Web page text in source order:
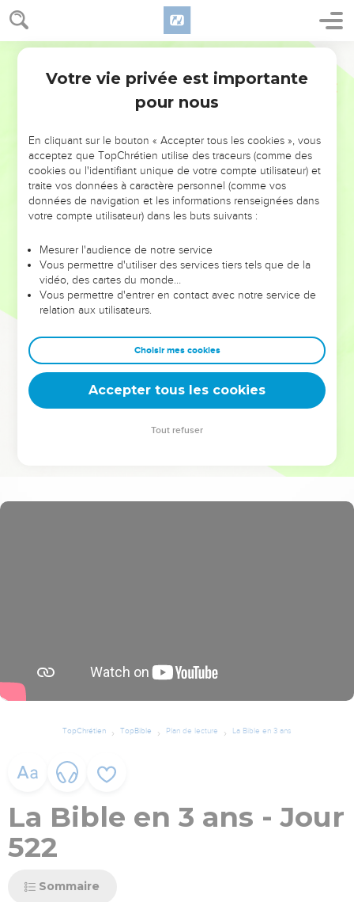
NE MANQUEZ PAS L’ÉVÉNEMENT
DE L’ANNÉE !
ET SI LEURS ERREURS POUVAIENT VOUS ÉVITER LES
VOTRES ?
leur foi ou leur vision. Mais on voit moins les doutes, les erreurs
et les saisons difficiles qu'ils ont traversés, alors même que ce
sont elles qui les ont façonnés.
Dans cette conférence, leaders, entrepreneurs, et responsables
clés pour avancer avec plus de sagesse afin que leurs erreurs
deviennent vos tremplins. Que vous guidiez un ministère, une
équipe, un groupe ou une famille, leur expérience est faite
TopChrétien TopBible Plan de lecture La Bible en 3 ans
La Bible en 3 ans - Jour
522
Sommaire
Votre vie privée est importante
pour nous
En cliquant sur le bouton « Accepter tous les cookies », vous
acceptez que TopChrétien utilise des traceurs (comme des
cookies ou l'identifiant unique de votre compte utilisateur) et
traite vos données à caractère personnel (comme vos
données de navigation et les informations renseignées dans
votre compte utilisateur) dans les buts suivants :
Mesurer l'audience de notre service
Vous permettre d'utiliser des services tiers tels que de la
vidéo, des cartes du monde…
Vous permettre d'entrer en contact avec notre service de
relation aux utilisateurs.
Choisir mes cookies
Accepter tous les cookies
Tout refuser